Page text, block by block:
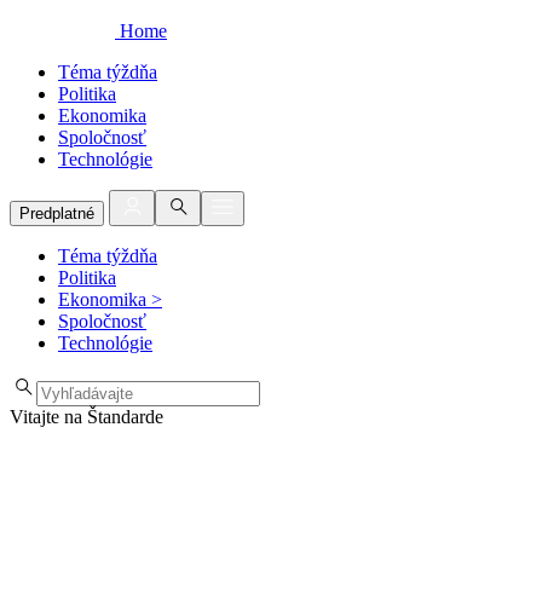
Home
Téma týždňa
Politika
Ekonomika
Spoločnosť
Technológie
Predplatné
Téma týždňa
Politika
Ekonomika >
Spoločnosť
Technológie
Vitajte na Štandarde